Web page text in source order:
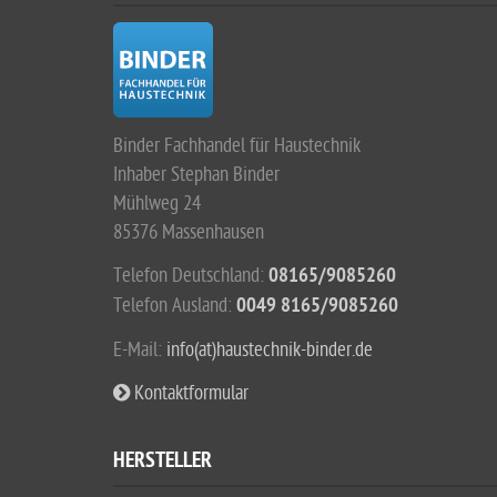
Binder Fachhandel für Haustechnik
Inhaber Stephan Binder
Mühlweg 24
85376 Massenhausen
Telefon Deutschland: 08165/9085260
Telefon Ausland: 0049 8165/9085260
E-Mail: info(at)haustechnik-binder.de
Kontaktformular
HERSTELLER